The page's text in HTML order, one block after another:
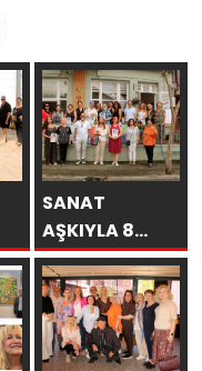
SANAT
AŞKIYLA 8
AÇILDI